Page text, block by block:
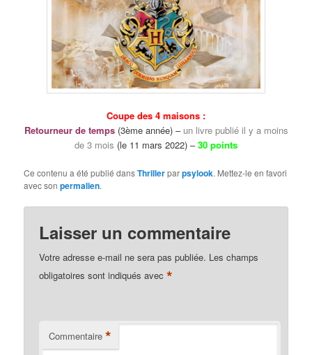
Coupe des 4 maisons :
Retourneur de temps(3ème année) – un livre publié il y a moins
de 3 mois (le 11 mars 2022) –30 points
Ce contenu a été publié dansThrillerparpsylook. Mettez-le en favori
avec sonpermalien.
Laisser un commentaire
Votre adresse e-mail ne sera pas publiée. Les champs
obligatoires sont indiqués avec*
Commentaire *